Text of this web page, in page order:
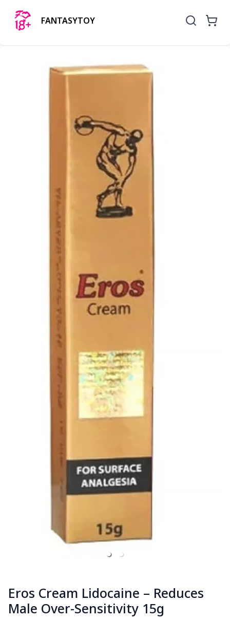
FANTASYTOY
Eros Cream Lidocaine – Reduces
Male Over-Sensitivity 15g